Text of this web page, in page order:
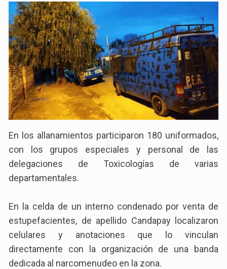
En los allanamientos participaron 180 uniformados,
con los grupos especiales y personal de las
delegaciones de Toxicologías de varias
departamentales.
En la celda de un interno condenado por venta de
estupefacientes, de apellido Candapay localizaron
celulares y anotaciones que lo vinculan
directamente con la organización de una banda
dedicada al narcomenudeo en la zona.